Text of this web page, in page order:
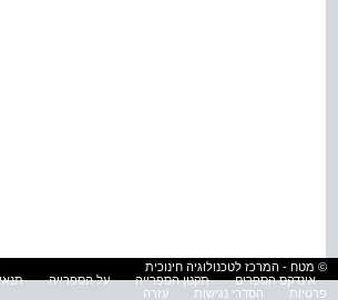
© מטח - המרכז לטכנולוגיה חינוכית
אינדקס הספרים
תקנון הספרייה על הספרייה
פרטיות
הסדרי נגישות עזרה